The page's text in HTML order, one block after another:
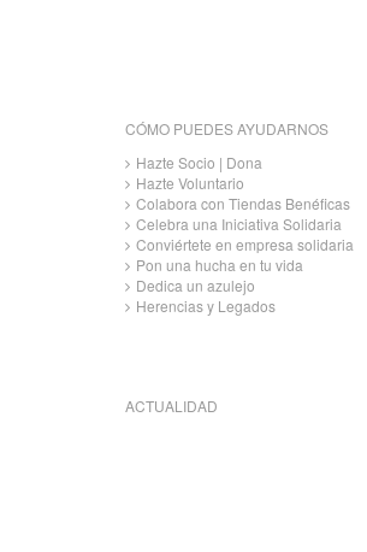
CÓMO PUEDES AYUDARNOS
Hazte Socio | Dona
Hazte Voluntario
Colabora con Tiendas Benéficas
Celebra una Iniciativa Solidaria
Conviértete en empresa solidaria
Pon una hucha en tu vida
Dedica un azulejo
Herencias y Legados
ACTUALIDAD